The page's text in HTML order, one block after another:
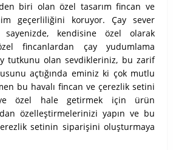
biri olan özel tasarım fincan ve
geçerliliğini koruyor. Çay sever
kendisine özel olarak
fincanlardan çay yudumlama
tutkunu olan sevdikleriniz, bu zarif
açtığında eminiz ki çok mutlu
bu havalı fincan ve çerezlik setini
özel hale getirmek için ürün
özelleştirmelerinizi yapın ve bu
setinin siparişini oluşturmaya